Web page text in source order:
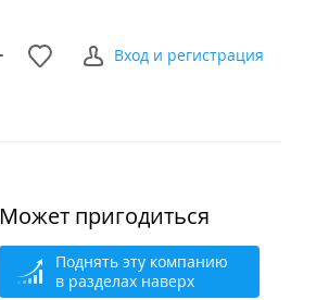
Вход и регистрация
Может пригодиться
Поднять эту компанию
в разделах наверх